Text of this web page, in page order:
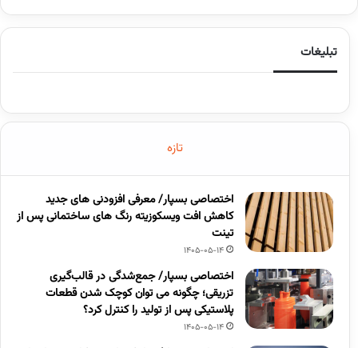
تبلیغات
تازه
اختصاصی بسپار/ معرفی افزودنی های جدید
کاهش افت ویسکوزیته رنگ های ساختمانی پس از
تینت
1405-05-14
اختصاصی بسپار/ جمع‌شدگی در قالب‌گیری
تزریقی؛ چگونه می توان کوچک شدن قطعات
پلاستیکی پس از تولید را کنترل کرد؟
1405-05-14